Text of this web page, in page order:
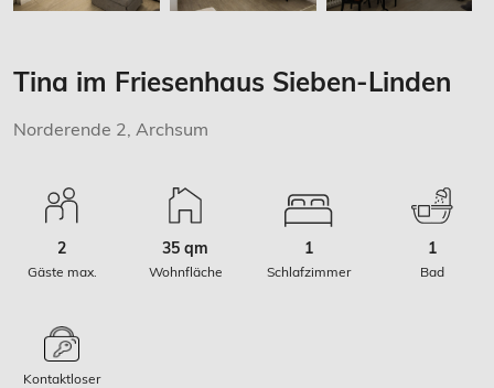
Tina im Friesenhaus Sieben-Linden
Norderende 2, Archsum
2
Gäste max.
35 qm
Wohnfläche
1
Schlafzimmer
1
Bad
Kontaktloser